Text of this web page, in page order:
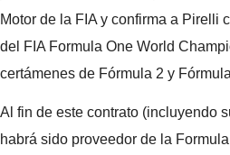
Motor de la FIA y confirma a Pirelli
del FIA Formula One World
certámenes de Fórmula 2 y
Al fin de este contrato (incluyendo
habrá sido proveedor de la